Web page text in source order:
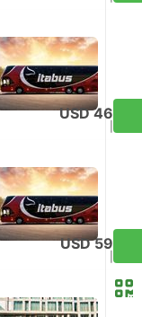
USD 46
USD 59